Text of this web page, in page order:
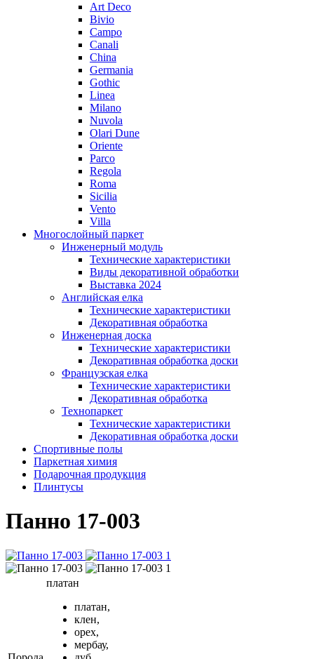
Art Deco
Bivio
Campo
Canali
China
Germania
Gothic
Linea
Milano
Nuvola
Olari Dune
Oriente
Parco
Regola
Roma
Sicilia
Vento
Villa
Многослойный паркет
Инженерный модуль
Технические характеристики
Виды декоративной обработки
Выставка 2024
Английская елка
Технические характеристики
Декоративная обработка
Инженерная доска
Технические характеристики
Декоративная обработка доски
Французская елка
Технические характеристики
Декоративная обработка
Технопаркет
Технические характеристики
Декоративная обработка доски
Спортивные полы
Паркетная химия
Подарочная продукция
Плинтусы
Панно 17-003
платан
платан,
клен,
орех,
мербау,